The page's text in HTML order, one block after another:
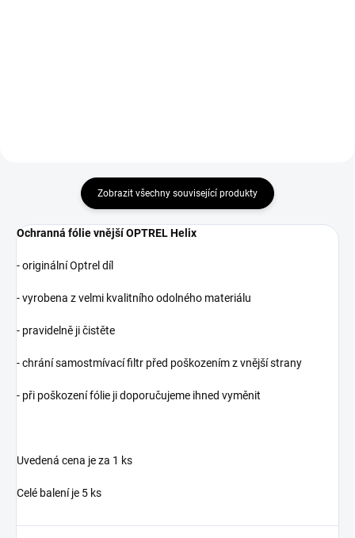
Zobrazit všechny související produkty
Ochranná fólie vnější OPTREL Helix
- originální Optrel díl
- vyrobena z velmi kvalitního odolného materiálu
- pravidelně ji čistěte
- chrání samostmívací filtr před poškozením z vnější strany
- při poškození fólie ji doporučujeme ihned vyměnit
Uvedená cena je za 1 ks
Celé balení je 5 ks